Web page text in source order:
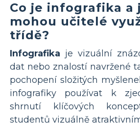
Co je infografika a
mohou učitelé
třídě?
Infografika je vizuální
dat nebo znalostí navržené
pochopení složitých
infografiky používat k
shrnutí klíčových
studentů vizuálně